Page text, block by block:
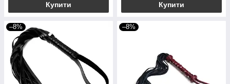
Купити Купити
–8% –8%